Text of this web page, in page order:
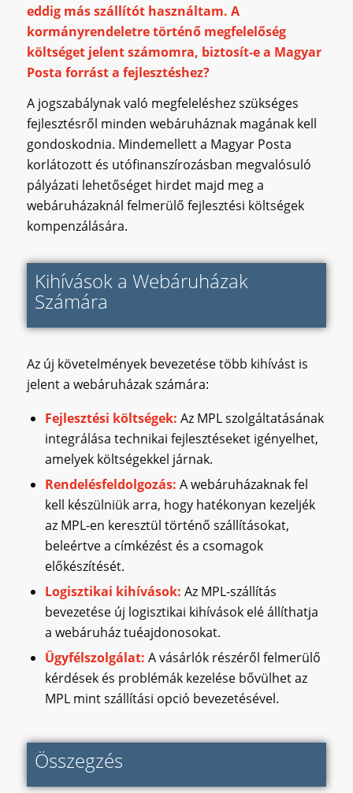
eddig más szállítót használtam. A
kormányrendeletre történő megfelelőség
költséget jelent számomra, biztosít-e a Magyar
Posta forrást a fejlesztéshez?
A jogszabálynak való megfeleléshez szükséges
fejlesztésről minden webáruháznak magának kell
gondoskodnia. Mindemellett a Magyar Posta
korlátozott és utófinanszírozásban megvalósuló
pályázati lehetőséget hirdet majd meg a
webáruházaknál felmerülő fejlesztési költségek
kompenzálására.
Kihívások a Webáruházak
Számára
Az új követelmények bevezetése több kihívást is
jelent a webáruházak számára:
Fejlesztési költségek: Az MPL szolgáltatásának
integrálása technikai fejlesztéseket igényelhet,
amelyek költségekkel járnak.
Rendelésfeldolgozás: A webáruházaknak fel
kell készülniük arra, hogy hatékonyan kezeljék
az MPL-en keresztül történő szállításokat,
beleértve a címkézést és a csomagok
előkészítését.
Logisztikai kihívások: Az MPL-szállítás
bevezetése új logisztikai kihívások elé állíthatja
a webáruház tuéajdonosokat.
Ügyfélszolgálat: A vásárlók részéről felmerülő
kérdések és problémák kezelése bővülhet az
MPL mint szállítási opció bevezetésével.
Összegzés